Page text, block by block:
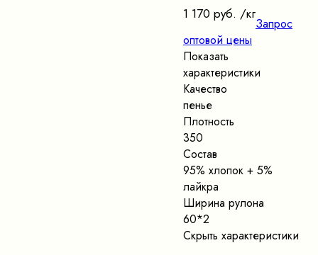
1 170 руб. /кг
Запрос
оптовой цены
Показать
характеристики
Качество
пенье
Плотность
350
Состав
95% хлопок + 5%
лайкра
Ширина рулона
60*2
Скрыть характеристики